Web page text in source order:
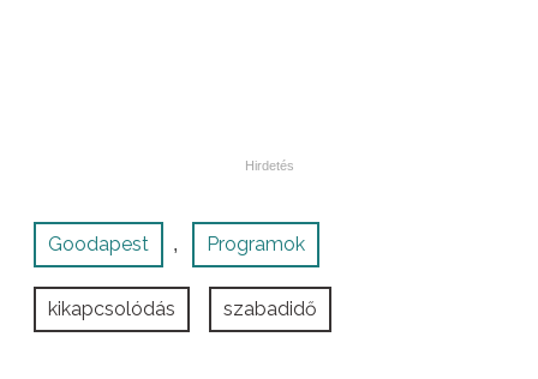
Goodapest , Programok
kikapcsolódás szabadidő